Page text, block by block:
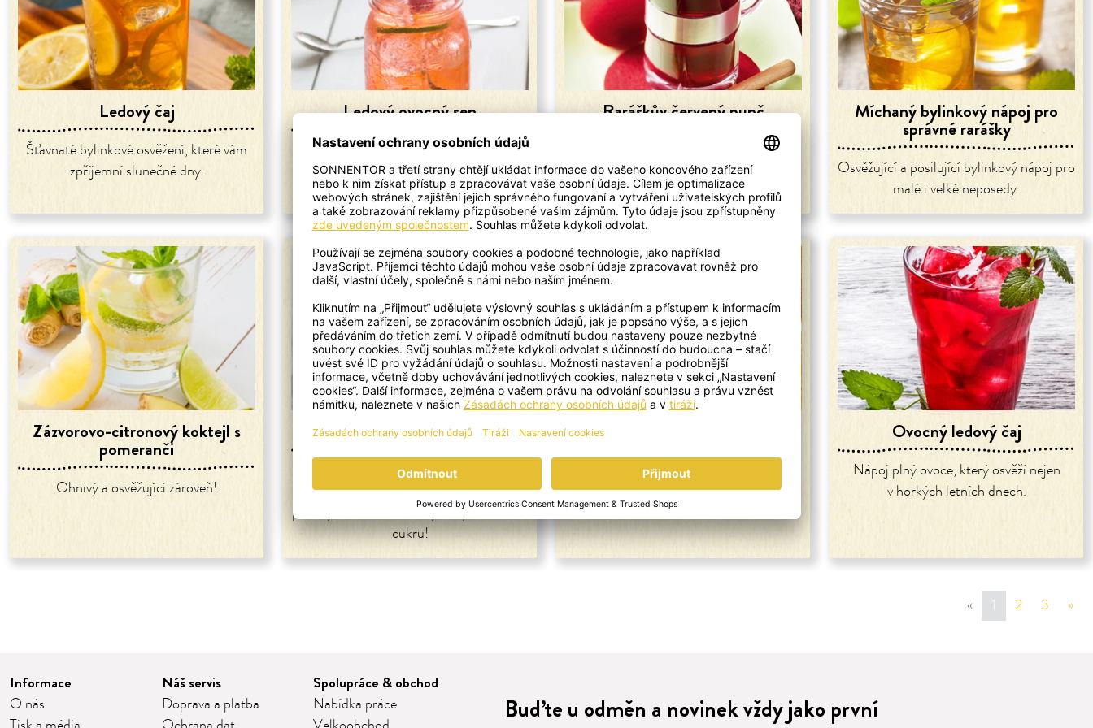
Ledový čaj
Šťavnaté bylinkové osvěžení, které vám
zpříjemní slunečné dny.
Ledový ovocný sen
Rychlé a výtečné letní osvěžení.
Raráškův červený punč
Punčové nealko potěšení pro rarášky.
Míchaný bylinkový nápoj pro
správné rarášky
Osvěžující a posilující bylinkový nápoj pro
malé i velké neposedy.
Zázvorovo-citronový koktejl s
pomeranči
Ohnivý a osvěžující zároveň!
Kouzelný nápoj štěstí
Osvěžující nápoj s mátou a citronem -
ideální letní drink do horkých dní! Z
poctivých surovin, voňavých bylinek a bez
cukru!
Ovocné osvěžení do horkých letních dní.
Ovocný ledový čaj
Nápoj plný ovoce, který osvěží nejen
v horkých letních dnech.
« sr.page.previous
1 2 3 »
Informace
O nás
Náš servis
Doprava a platba
Spolupráce & obchod
Nabídka práce
Buďte u odměn a novinek vždy jako první